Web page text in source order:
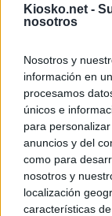
Kiosko.net -
nosotros
Nosotros y
información en
procesamos
únicos e
para
anuncios y del
como para
nosotros y
localización
características